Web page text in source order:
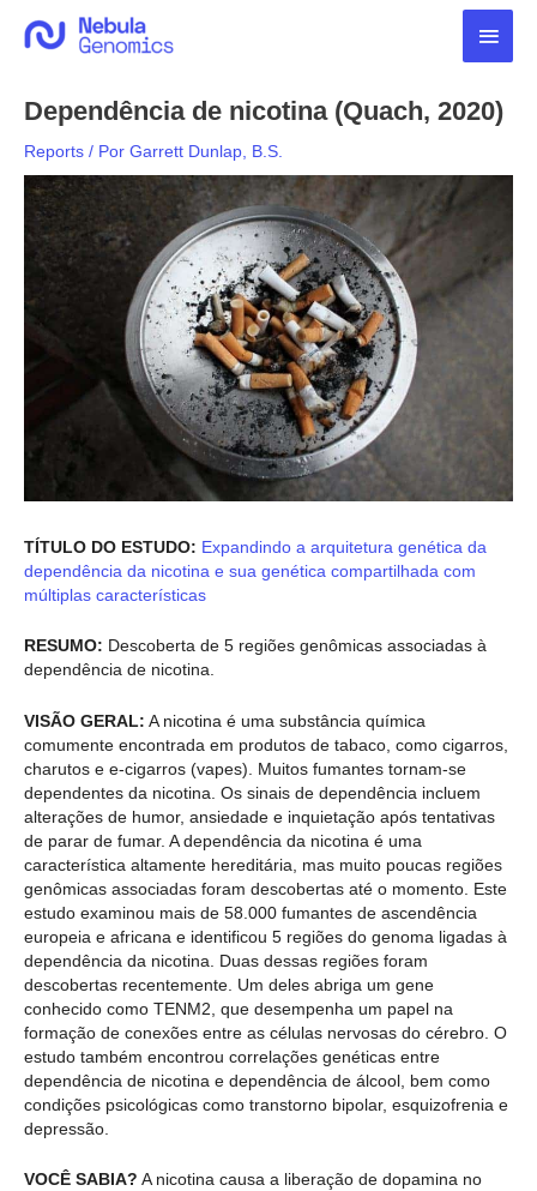
para
Dependência de nicotina (Quach, 2020)
Reports / Por Garrett Dunlap, B.S.
TÍTULO DO ESTUDO: Expandindo a arquitetura genética da
dependência da nicotina e sua genética compartilhada com
múltiplas características
RESUMO: Descoberta de 5 regiões genômicas associadas à
dependência de nicotina.
VISÃO GERAL: A nicotina é uma substância química
comumente encontrada em produtos de tabaco, como cigarros,
charutos e e-cigarros (vapes). Muitos fumantes tornam-se
dependentes da nicotina. Os sinais de dependência incluem
alterações de humor, ansiedade e inquietação após tentativas
de parar de fumar. A dependência da nicotina é uma
característica altamente hereditária, mas muito poucas regiões
genômicas associadas foram descobertas até o momento. Este
estudo examinou mais de 58.000 fumantes de ascendência
europeia e africana e identificou 5 regiões do genoma ligadas à
dependência da nicotina. Duas dessas regiões foram
descobertas recentemente. Um deles abriga um gene
conhecido como TENM2, que desempenha um papel na
formação de conexões entre as células nervosas do cérebro. O
estudo também encontrou correlações genéticas entre
dependência de nicotina e dependência de álcool, bem como
condições psicológicas como transtorno bipolar, esquizofrenia e
depressão.
VOCÊ SABIA? A nicotina causa a liberação de dopamina no